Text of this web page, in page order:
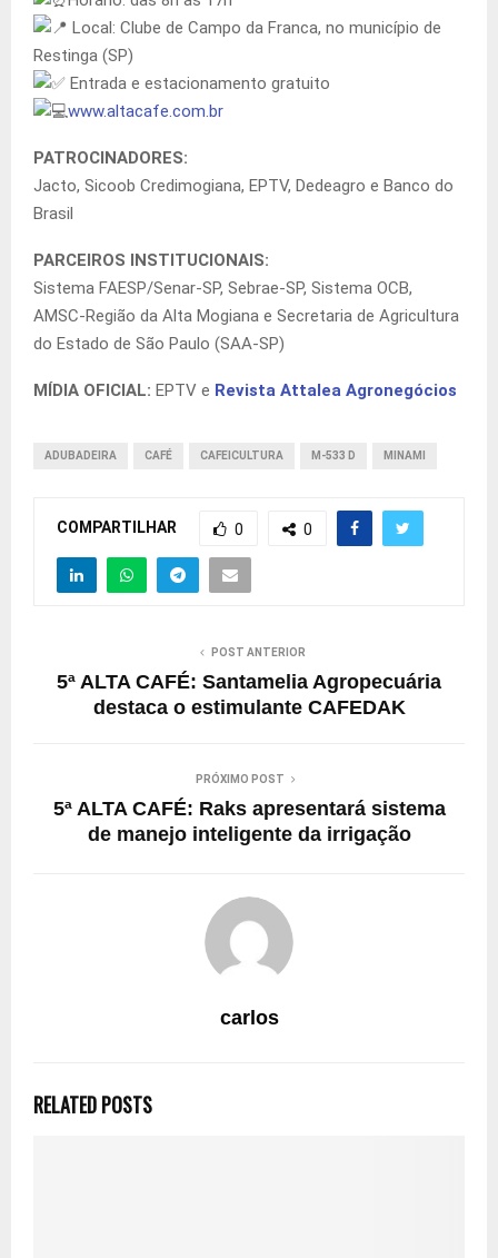
Local: Clube de Campo da Franca, no município de
Restinga (SP)
Entrada e estacionamento gratuito
www.altacafe.com.br
PATROCINADORES:
Jacto, Sicoob Credimogiana, EPTV, Dedeagro e Banco do
Brasil
PARCEIROS INSTITUCIONAIS:
Sistema FAESP/Senar-SP, Sebrae-SP, Sistema OCB,
AMSC-Região da Alta Mogiana e Secretaria de Agricultura
do Estado de São Paulo (SAA-SP)
MÍDIA OFICIAL: EPTV e Revista Attalea Agronegócios
ADUBADEIRA CAFÉ CAFEICULTURA M-533 D MINAMI
COMPARTILHAR 0 0
POST ANTERIOR
5ª ALTA CAFÉ: Santamelia Agropecuária
destaca o estimulante CAFEDAK
PRÓXIMO POST
5ª ALTA CAFÉ: Raks apresentará sistema
de manejo inteligente da irrigação
carlos
RELATED POSTS